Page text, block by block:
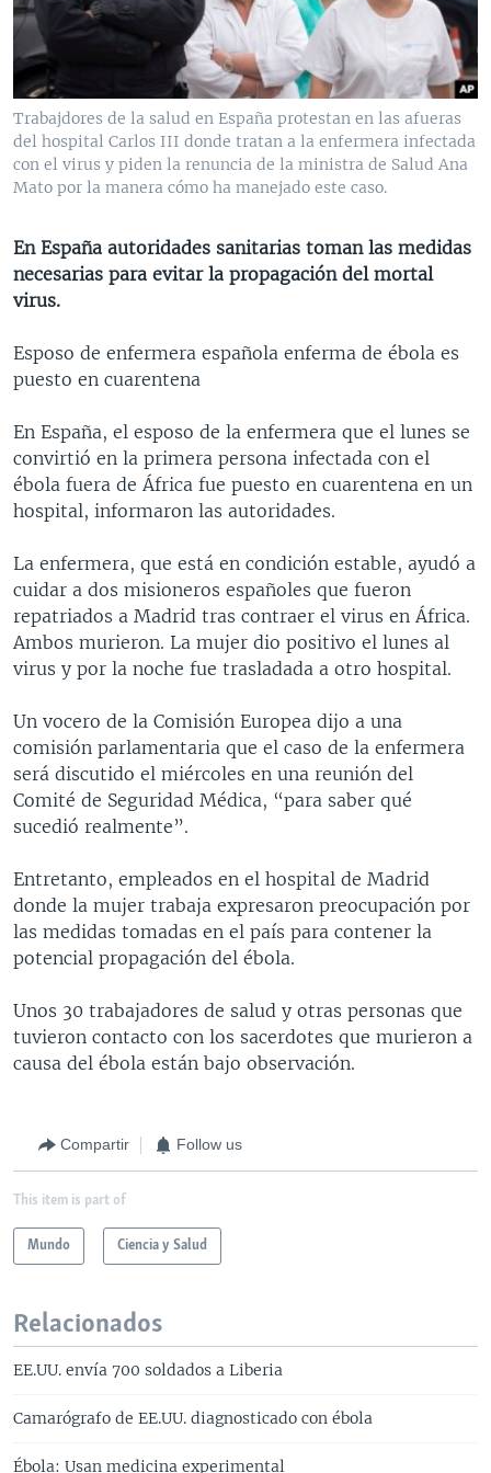
VENEZUELA
BRASIL
NICARAGUA
ECONOMÍA
ENTRETENIMIENTO Y CULTURA
TECNOLOGÍA
DEPORTES
CIENCIA Y SALUD
MULTIMEDIA
VIDEOS
FOTOGRAFÍA
AUDIOS
PROGRAMAS TV
EL MUNDO AL DÍA
FORO INTERAMERICANO
VISIÓN 360
PANORAMA
RADIO
AVANCE INFORMATIVO
AUDIONOTICIAS
ESTADOS UNIDOS AL DÍA
EL MUNDO AL DÍA [RADIO]
DEPORTIVO INTERNACIONAL
ENTRETENIMIENTO
DIRECT
DOCUMENTALES DE LA VOA
SÍGANOS
Trabajdores de la salud en España protestan en las afueras
del hospital Carlos III donde tratan a la enfermera infectada
con el virus y piden la renuncia de la ministra de Salud Ana
Mato por la manera cómo ha manejado este caso.
En España autoridades sanitarias toman las medidas
necesarias para evitar la propagación del mortal
virus.
Esposo de enfermera española enferma de ébola es
puesto en cuarentena
En España, el esposo de la enfermera que el lunes se
convirtió en la primera persona infectada con el
ébola fuera de África fue puesto en cuarentena en un
hospital, informaron las autoridades.
La enfermera, que está en condición estable, ayudó a
cuidar a dos misioneros españoles que fueron
repatriados a Madrid tras contraer el virus en África.
Ambos murieron. La mujer dio positivo el lunes al
virus y por la noche fue trasladada a otro hospital.
Un vocero de la Comisión Europea dijo a una
comisión parlamentaria que el caso de la enfermera
será discutido el miércoles en una reunión del
Comité de Seguridad Médica, “para saber qué
sucedió realmente”.
Entretanto, empleados en el hospital de Madrid
donde la mujer trabaja expresaron preocupación por
las medidas tomadas en el país para contener la
potencial propagación del ébola.
Unos 30 trabajadores de salud y otras personas que
tuvieron contacto con los sacerdotes que murieron a
causa del ébola están bajo observación.
Compartir Follow us
This item is part of
Mundo Ciencia y Salud
Relacionados
EE.UU. envía 700 soldados a Liberia
Camarógrafo de EE.UU. diagnosticado con ébola
Ébola: Usan medicina experimental